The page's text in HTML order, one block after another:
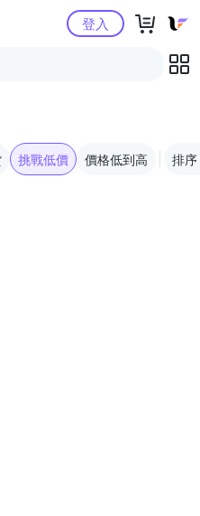
Yahoo購物中心登入
挑戰低價 價格低到高 排序